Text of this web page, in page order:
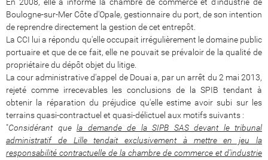
En 2008, elle a informé la chambre de commerce et d'industrie de
Boulogne-sur-Mer Côte d'Opale, gestionnaire du port, de son intention
de reprendre directement la gestion de cet entrepôt.
La CCI lui a répondu qu'elle occupait irrégulièrement le domaine public
portuaire et que de ce fait, elle ne pouvait se prévaloir de la qualité de
propriétaire du dépôt objet du litige.
La cour administrative d'appel de Douai a, par un arrêt du 2 mai 2013,
rejeté comme irrecevables les conclusions de la SPIB tendant à
obtenir la réparation du préjudice qu'elle estime avoir subi sur les
terrains quasi-contractuel et quasi-délictuel aux motifs suivants :
"Considérant que la demande de la SIPB SAS devant le tribunal
administratif de Lille tendait exclusivement à mettre en jeu la
responsabilité contractuelle de la chambre de commerce et d'industrie